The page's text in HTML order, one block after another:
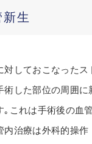
生
しておこなったス
術した部位の周囲に
これは手術後の血
治療は外科的操作